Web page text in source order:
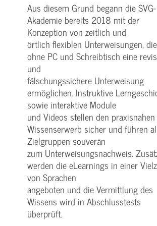
Aus diesem Grund begann die SVG-
Akademie bereits 2018 mit der
Konzeption von zeitlich und
örtlich flexiblen Unterweisungen,
ohne PC und Schreibtisch eine
und
fälschungssichere Unterweisung
ermöglichen. Instruktive
sowie interaktive Module
und Videos stellen den praxisnahen
Wissenserwerb sicher und führen
Zielgruppen souverän
zum Unterweisungsnachweis.
werden die eLearnings in einer
von Sprachen
angeboten und die Vermittlung des
Wissens wird in Abschlusstests
überprüft.